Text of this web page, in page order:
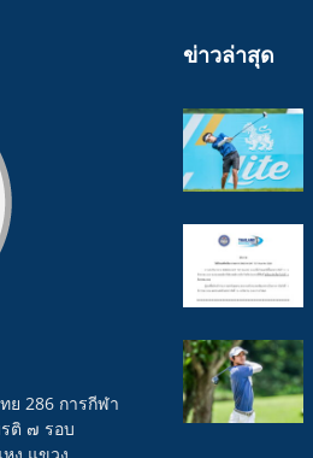
ย 286 การกีฬา
ติ ๗ รอบ
ข่าวล่าสุด